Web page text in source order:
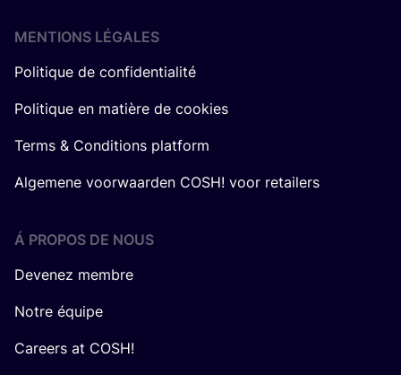
MENTIONS LÉGALES
Politique de confidentialité
Politique en matière de cookies
Terms & Conditions platform
Algemene voorwaarden COSH! voor retailers
Á PROPOS DE NOUS
Devenez membre
Notre équipe
Careers at COSH!